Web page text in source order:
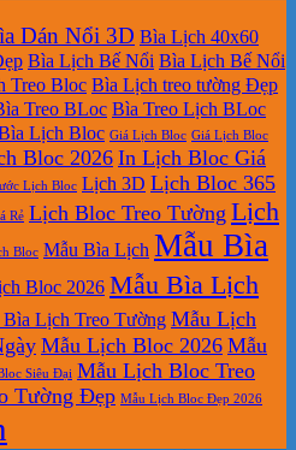
Dán Nổi 3D Bìa Lịch 40x60
Bìa Lịch Bế Nổi Bìa Lịch Bế Nổi
Treo Bloc Bìa Lịch treo tường Đẹp
Treo BLoc Bìa Treo Lịch BLoc
Lịch Bloc Giá Lịch Bloc Giá Lịch Bloc
Bloc 2026 In Lịch Bloc Giá
Lịch Bloc Lịch 3D Lịch Bloc 365
Rẻ Lịch Bloc Treo Tường Lịch
Bloc Mẫu Bìa Lịch Mẫu Bìa
Bloc 2026 Mẫu Bìa Lịch
Lịch Treo Tường Mẫu Lịch
Mẫu Lịch Bloc 2026 Mẫu
Siêu Đại Mẫu Lịch Bloc Treo
Tường Đẹp Mẫu Lịch Bloc Đẹp 2026